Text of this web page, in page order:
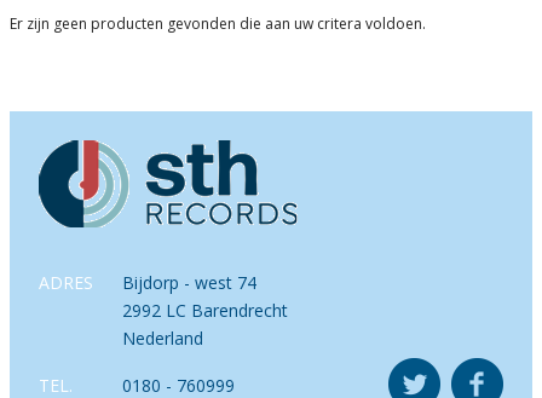
Er zijn geen producten gevonden die aan uw critera voldoen.
ADRES
Bijdorp - west 74
2992 LC Barendrecht
Nederland
TEL. 0180 - 760999